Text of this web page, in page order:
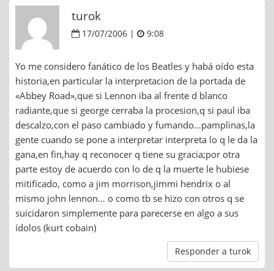
turok
17/07/2006 | 9:08
Yo me considero fanático de los Beatles y habá oído esta
historia,en particular la interpretacion de la portada de
«Abbey Road»,que si Lennon iba al frente d blanco
radiante,que si george cerraba la procesion,q si paul iba
descalzo,con el paso cambiado y fumando…pamplinas,la
gente cuando se pone a interpretar interpreta lo q le da la
gana,en fin,hay q reconocer q tiene su gracia;por otra
parte estoy de acuerdo con lo de q la muerte le hubiese
mitificado, como a jim morrison,jimmi hendrix o al
mismo john lennon… o como tb se hizo con otros q se
suicidaron simplemente para parecerse en algo a sus
ídolos (kurt cobain)
Responder a turok